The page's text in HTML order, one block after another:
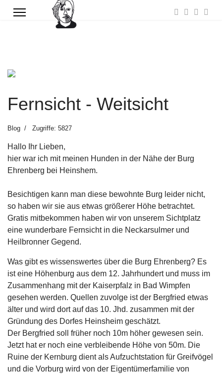
Fernsicht - Weitsicht
Blog Zugriffe: 5827
Hallo Ihr Lieben,
hier war ich mit meinen Hunden in der Nähe der Burg
Ehrenberg bei Heinshem.
Besichtigen kann man diese bewohnte Burg leider nicht,
so haben wir sie aus etwas größerer Höhe betrachtet.
Gratis mitbekommen haben wir von unserem Sichtplatz
eine wunderbare Fernsicht in die Neckarsulmer und
Heilbronner Gegend.
Was gibt es wissenswertes über die Burg Ehrenberg? Es
ist eine Höhenburg aus dem 12. Jahrhundert und muss im
Zusammenhang mit der Kaiserpfalz in Bad Wimpfen
gesehen werden. Quellen zuvolge ist der Bergfried etwas
älter und wird dort auf das 10. Jhd. zusammen mit der
Gründung des Dorfes Heinsheim geschätzt.
Der Bergfried soll früher noch 10m höher gewesen sein.
Jetzt hat er noch eine verbleibende Höhe von 50m. Die
Ruine der Kernburg dient als Aufzuchtstation für Greifvögel
und die Vorburg wird von der Eigentümerfamilie von